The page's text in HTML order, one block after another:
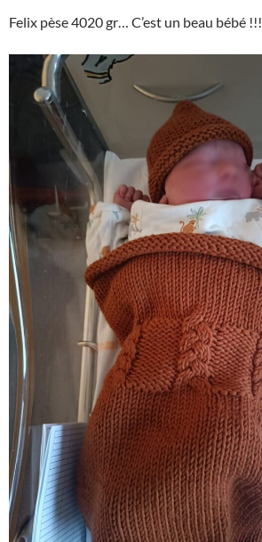
Felix pèse 4020 gr… C’est un beau bébé !!!